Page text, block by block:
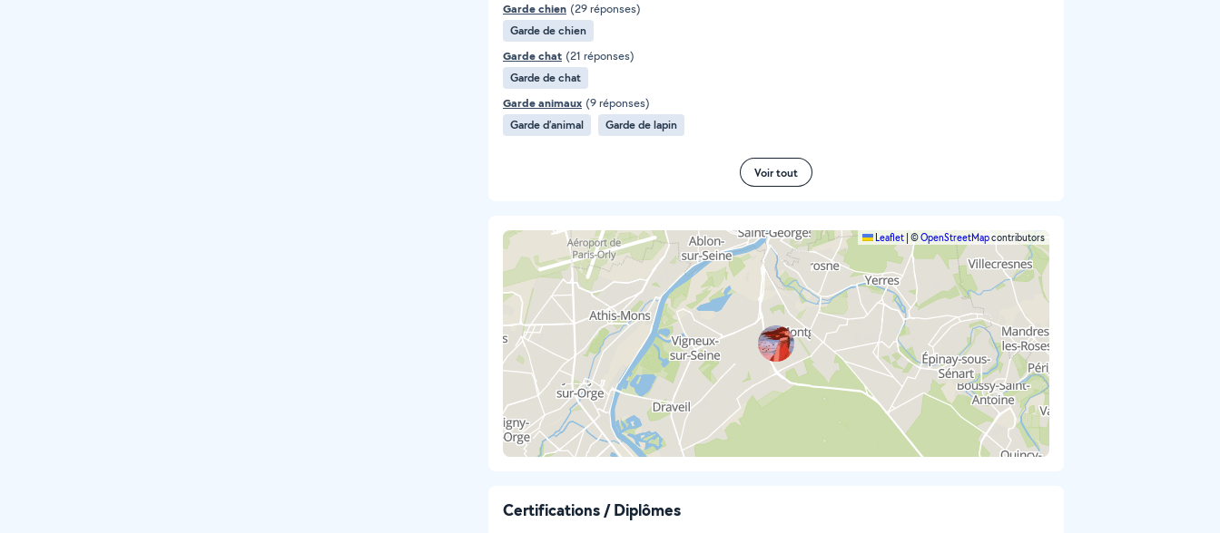
Garde chien (29 réponses)
Garde de chien
Garde chat (21 réponses)
Garde de chat
Garde animaux (9 réponses)
Garde d’animal
Garde de lapin
Voir tout
Leaflet ©OpenStreetMapcontributors
Certifications / Diplômes